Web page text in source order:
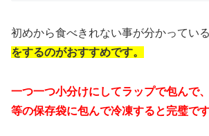
初めから食べきれない事が分かっている
をするのがおすすめです。
一つ一つ小分けにしてラップで包んで
等の保存袋に包んで冷凍すると完璧です